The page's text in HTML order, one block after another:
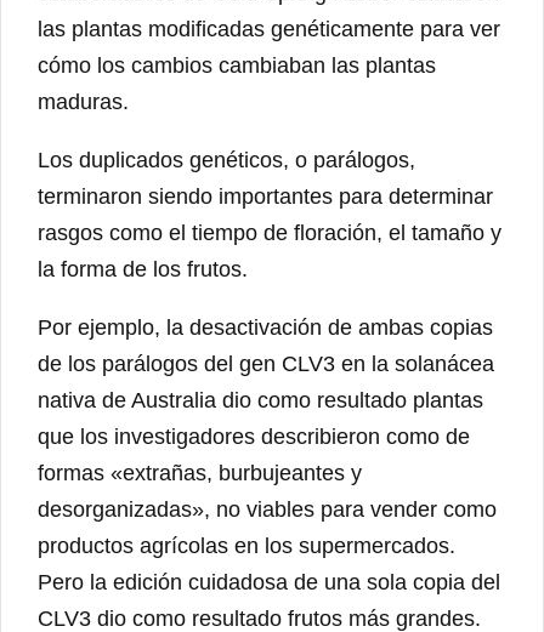
las plantas modificadas genéticamente para ver
cómo los cambios cambiaban las plantas
maduras.
Los duplicados genéticos, o parálogos,
terminaron siendo importantes para determinar
rasgos como el tiempo de floración, el tamaño y
la forma de los frutos.
Por ejemplo, la desactivación de ambas copias
de los parálogos del gen CLV3 en la solanácea
nativa de Australia dio como resultado plantas
que los investigadores describieron como de
formas «extrañas, burbujeantes y
desorganizadas», no viables para vender como
productos agrícolas en los supermercados.
Pero la edición cuidadosa de una sola copia del
CLV3 dio como resultado frutos más grandes.